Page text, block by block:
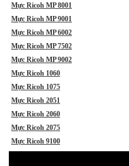
Mực Ricoh MP 8001
Mực Ricoh MP 9001
Mực Ricoh MP 6002
Mực Ricoh MP 7502
Mực Ricoh MP 9002
Mực Ricoh 1060
Mực Ricoh 1075
Mực Ricoh 2051
Mực Ricoh 2060
Mực Ricoh 2075
Mực Ricoh 9100